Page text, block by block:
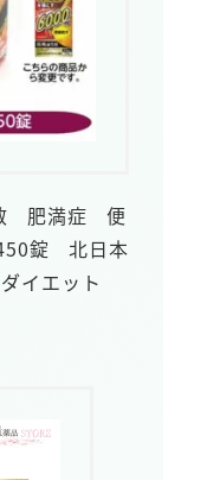
散 肥満症 便
錠 北日本
イエット